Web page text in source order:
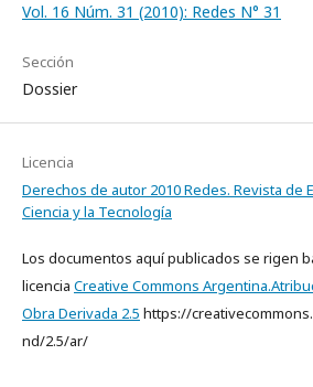
Vol. 16 Núm. 31 (2010): Redes N° 31
Sección
Dossier
Licencia
Derechos de autor 2010 Redes. Revista de
Ciencia y la Tecnología
Los documentos aquí publicados se rigen
licencia Creative Commons
Obra Derivada 2.5 https://
nd/2.5/ar/